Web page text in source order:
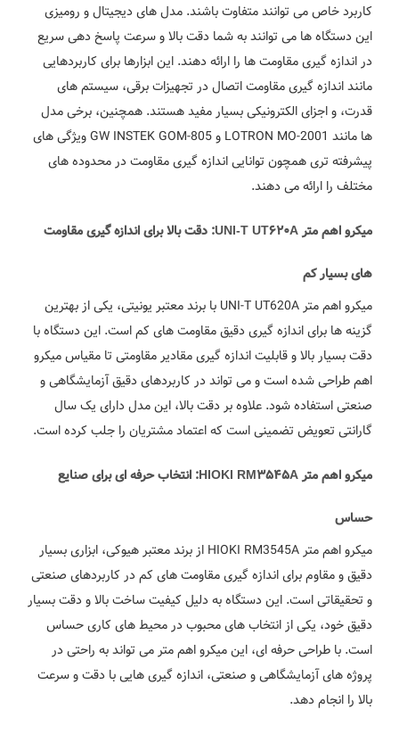
کاربرد خاص می توانند متفاوت باشند. مدل های دیجیتال و رومیزی
این دستگاه ها می توانند به شما دقت بالا و سرعت پاسخ دهی سریع
در اندازه گیری مقاومت ها را ارائه دهند. این ابزارها برای کاربردهایی
مانند اندازه گیری مقاومت اتصال در تجهیزات برقی، سیستم های
قدرت، و اجزای الکترونیکی بسیار مفید هستند. همچنین، برخی مدل
ها مانند LOTRON MO-2001 و GW INSTEK GOM-805 ویژگی های
پیشرفته تری همچون توانایی اندازه گیری مقاومت در محدوده های
مختلف را ارائه می دهند.
میکرو اهم متر UNI-T UT620A: دقت بالا برای اندازه گیری مقاومت
های بسیار کم
میکرو اهم متر UNI-T UT620A با برند معتبر یونیتی، یکی از بهترین
گزینه ها برای اندازه گیری دقیق مقاومت های کم است. این دستگاه با
دقت بسیار بالا و قابلیت اندازه گیری مقادیر مقاومتی تا مقیاس میکرو
اهم طراحی شده است و می تواند در کاربردهای دقیق آزمایشگاهی و
صنعتی استفاده شود. علاوه بر دقت بالا، این مدل دارای یک سال
گارانتی تعویض تضمینی است که اعتماد مشتریان را جلب کرده است.
میکرو اهم متر HIOKI RM3545A: انتخاب حرفه ای برای صنایع
حساس
میکرو اهم متر HIOKI RM3545A از برند معتبر هیوکی، ابزاری بسیار
دقیق و مقاوم برای اندازه گیری مقاومت های کم در کاربردهای صنعتی
و تحقیقاتی است. این دستگاه به دلیل کیفیت ساخت بالا و دقت بسیار
دقیق خود، یکی از انتخاب های محبوب در محیط های کاری حساس
است. با طراحی حرفه ای، این میکرو اهم متر می تواند به راحتی در
پروژه های آزمایشگاهی و صنعتی، اندازه گیری هایی با دقت و سرعت
بالا را انجام دهد.